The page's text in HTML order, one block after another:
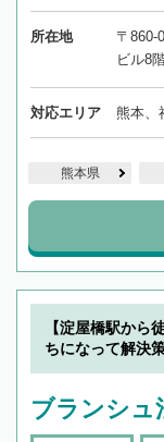
所在地
〒860-
ビル8
対応エリア 熊本、
熊本県
【淀屋橋駅から
ちになって解決
ブランシュ